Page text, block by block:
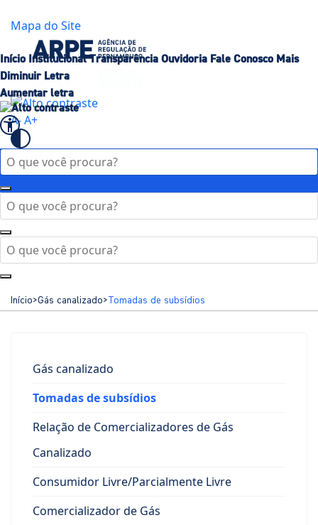
Mapa do Site
A-A+
Início InstitucionalTransparência Ouvidoria Fale Conosco Mais
Diminuir Letra
Aumentar letra
Início>Gás canalizado> Tomadas de subsídios
Gás canalizado
Tomadas de subsídios
Relação de Comercializadores de Gás
Canalizado
Consumidor Livre/Parcialmente Livre
Comercializador de Gás